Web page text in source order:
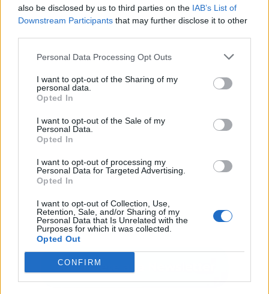
also be disclosed by us to third parties on the IAB’s List of
Downstream Participants that may further disclose it to other
Personal Data Processing Opt Outs
I want to opt-out of the Sharing of my
personal data.
Opted In
I want to opt-out of the Sale of my
Personal Data.
Opted In
I want to opt-out of processing my
Personal Data for Targeted Advertising.
Opted In
I want to opt-out of Collection, Use,
Retention, Sale, and/or Sharing of my
Personal Data that Is Unrelated with the
Purposes for which it was collected.
Opted Out
CONFIRM
Publicidad